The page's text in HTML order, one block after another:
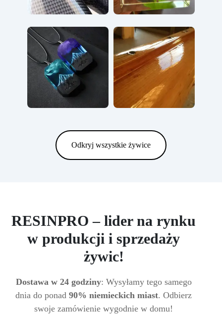
Odkryj wszystkie żywice
RESINPRO – lider na rynku
w produkcji i sprzedaży
żywic!
Dostawa w 24 godziny: Wysyłamy tego samego
dnia do ponad 90% niemieckich miast. Odbierz
swoje zamówienie wygodnie w domu!